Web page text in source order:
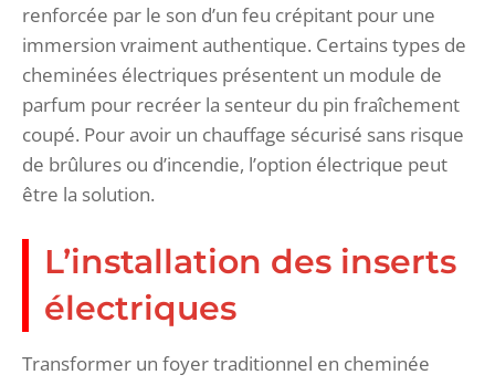
renforcée par le son d’un feu crépitant pour une
immersion vraiment authentique. Certains types de
cheminées électriques présentent un module de
parfum pour recréer la senteur du pin fraîchement
coupé. Pour avoir un chauffage sécurisé sans risque
de brûlures ou d’incendie, l’option électrique peut
être la solution.
L’installation des inserts
électriques
Transformer un foyer traditionnel en cheminée